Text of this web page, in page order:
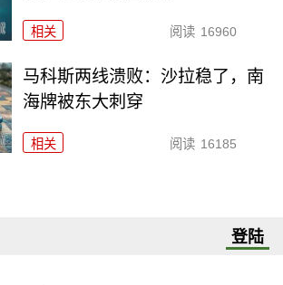
相关 阅读 16960
马科斯两线溃败：沙拉稳了，南
海牌被东大刺穿
相关 阅读 16185
登陆